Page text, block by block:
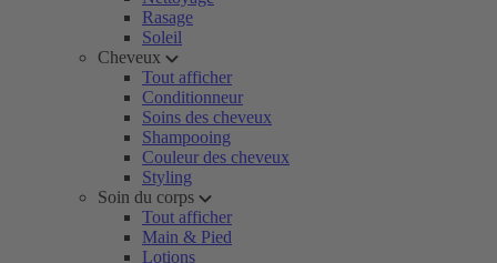
Rasage
Soleil
Cheveux
Tout afficher
Conditionneur
Soins des cheveux
Shampooing
Couleur des cheveux
Styling
Soin du corps
Tout afficher
Main & Pied
Lotions